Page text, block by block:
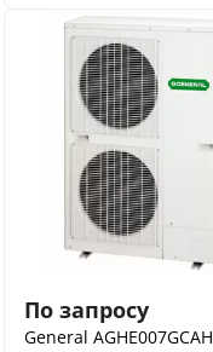
По запросу
General AGHE007GCAH